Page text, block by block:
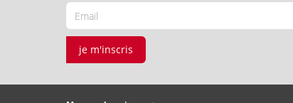
je m'inscris